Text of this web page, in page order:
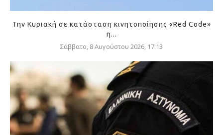
Την Κυριακή σε κατάσταση κινητοποίησης «Red Code»
η...
Σάββατο, 8 Αυγούστου 2026, 17:13